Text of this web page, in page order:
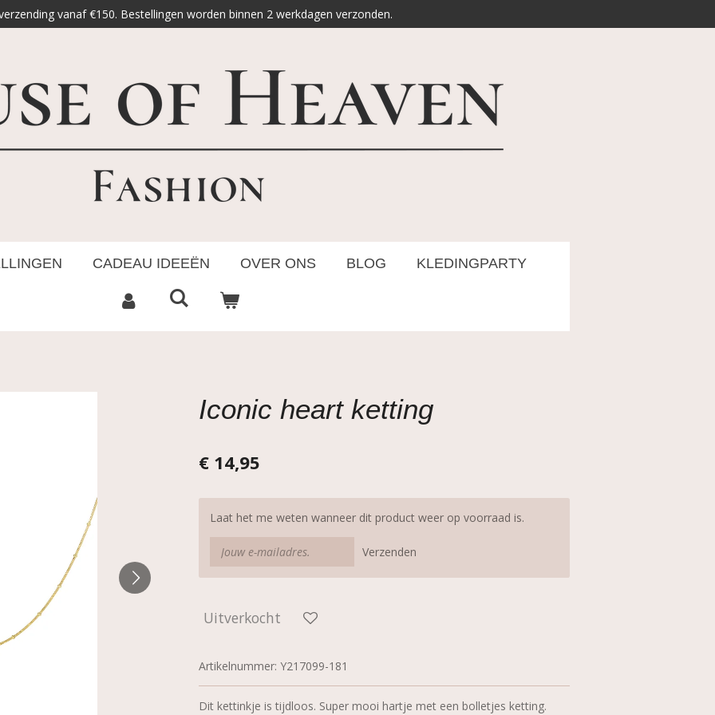
vanaf €150. Bestellingen worden binnen 2 werkdagen verzonden.
CADEAU IDEEËN OVER ONS BLOG KLEDINGPARTY
Iconic heart ketting
€ 14,95
Laat het me weten wanneer dit product weer op voorraad is.
Verzenden
Uitverkocht
Artikelnummer: Y217099-181
Dit kettinkje is tijdloos. Super mooi hartje met een bolletjes ketting.